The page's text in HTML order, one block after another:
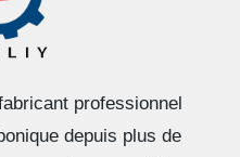
professionnel
depuis plus de